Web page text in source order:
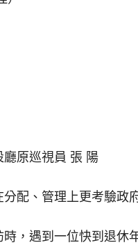
原巡視員 張 陽
、管理上更考驗政
遇到一位快到退休